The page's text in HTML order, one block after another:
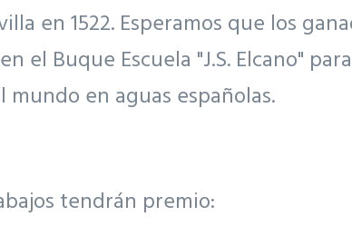
en 1522. Esperamos que los
Buque Escuela "J.S. Elcano"
en aguas españolas.
tendrán premio: